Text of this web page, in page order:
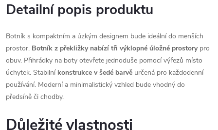
Detailní popis produktu
Botník s kompaktním a úzkým designem bude ideální do menších
prostor. Botník z překližky nabízí tři výklopné úložné prostorypro
obuv. Přihrádky na boty otevřete jednoduše pomocí výřezů místo
úchytek. Stabilní konstrukce v šedé barvě určená pro každodenní
používání. Moderní a minimalistický vzhled bude vhodný do
předsíně či chodby.
Důležité vlastnosti